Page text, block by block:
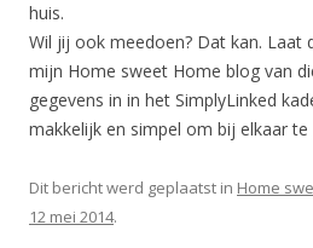
huis.
Wil jij ook meedoen? Dat kan. Laat
mijn Home sweet Home blog van
gegevens in in het SimplyLinked
makkelijk en simpel om bij elkaar te
Dit bericht werd geplaatst in Home
12 mei 2014.